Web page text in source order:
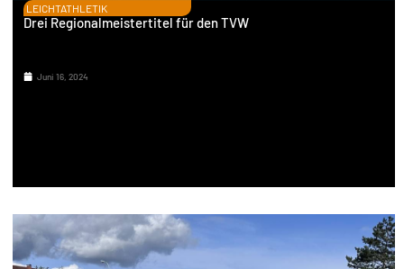
LEICHTATHLETIK
Drei Regionalmeistertitel für den TVW
Juni 16, 2024